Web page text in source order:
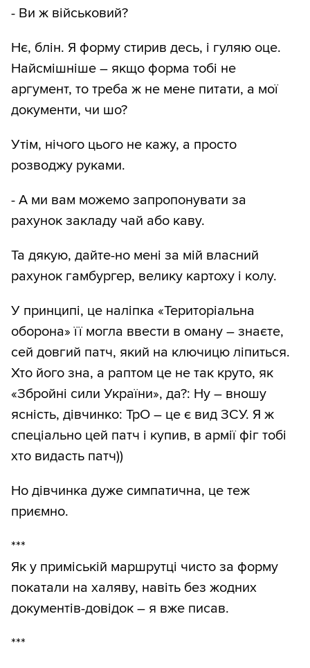
- Ви ж військовий?
Нє, блін. Я форму стирив десь, і гуляю оце.
Найсмішніше – якщо форма тобі не
аргумент, то треба ж не мене питати, а мої
документи, чи шо?
Утім, нічого цього не кажу, а просто
розводжу руками.
- А ми вам можемо запропонувати за
рахунок закладу чай або каву.
Та дякую, дайте-но мені за мій власний
рахунок гамбургер, велику картоху і колу.
У принципі, це наліпка «Територіальна
оборона» її могла ввести в оману – знаєте,
сей довгий патч, який на ключицю ліпиться.
Хто його зна, а раптом це не так круто, як
«Збройні сили України», да?: Ну – вношу
ясність, дівчинко: ТрО – це є вид ЗСУ. Я ж
спеціально цей патч і купив, в армії фіг тобі
хто видасть патч))
Но дівчинка дуже симпатична, це теж
приємно.
***
Як у приміській маршрутці чисто за форму
покатали на халяву, навіть без жодних
документів-довідок – я вже писав.
***